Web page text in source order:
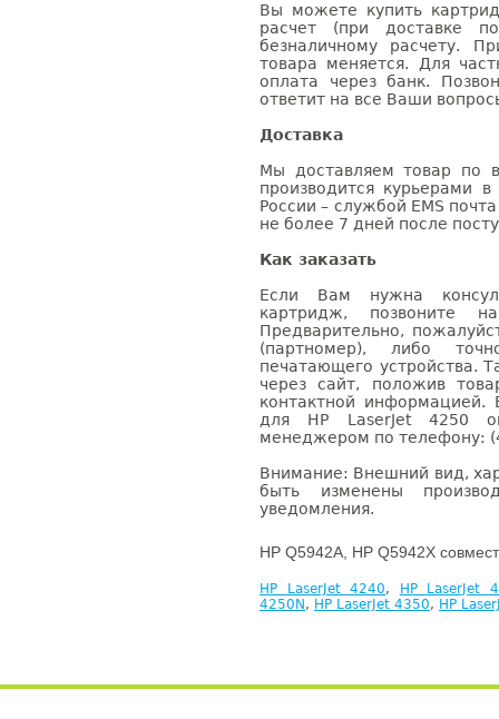
Вы можете купить
расчет (при доставке
безналичному расчету.
товара меняется. Для
оплата через банк.
ответит на все Ваши
Доставка
Мы доставляем товар по
производится курьерами
России – службой EMS
не более 7 дней после
Как заказать
Если Вам нужна
картридж, позвоните
Предварительно,
(партномер), либо
печатающего устройства.
через сайт, положив
контактной информацией.
для HP LaserJet 4250
менеджером по телефону:
Внимание: Внешний вид,
быть изменены
уведомления.
HP Q5942A, HP Q5942X
HP LaserJet 4240,
HP LaserJet
4250N , HP LaserJet 4350, HP